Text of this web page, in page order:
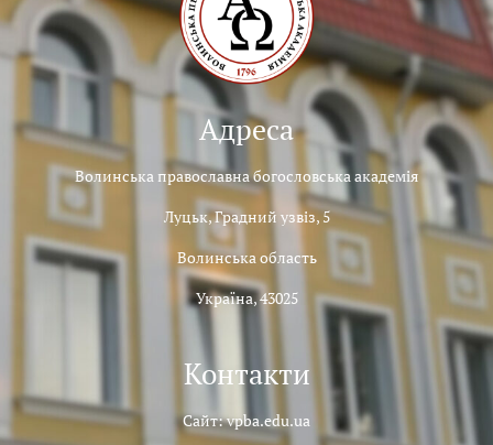
Адреса
Волинська православна богословська академія
Луцьк, Градний узвіз, 5
Волинська область
Україна, 43025
Контакти
Сайт: vpba.edu.ua